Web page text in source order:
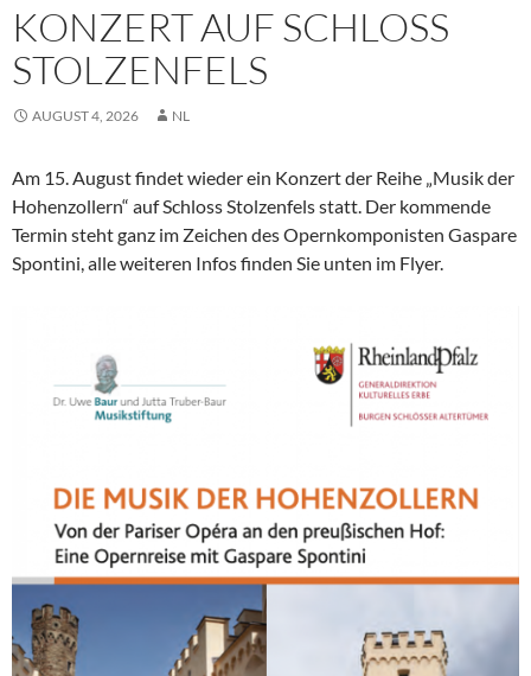
KONZERT AUF SCHLOSS
STOLZENFELS
AUGUST 4, 2026 NL
Am 15. August findet wieder ein Konzert der Reihe „Musik der
Hohenzollern“ auf Schloss Stolzenfels statt. Der kommende
Termin steht ganz im Zeichen des Opernkomponisten Gaspare
Spontini, alle weiteren Infos finden Sie unten im Flyer.